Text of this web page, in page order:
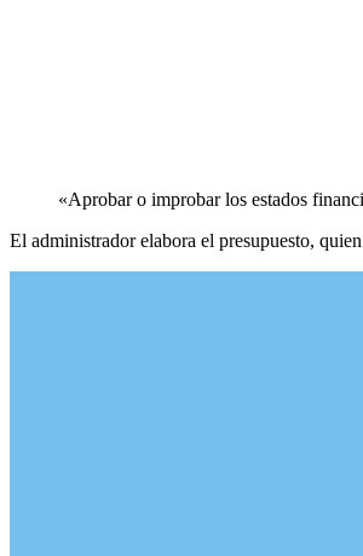
«Aprobar o improbar los estados
El administrador elabora el presupuesto,